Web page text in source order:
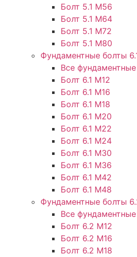
Болт 5.1 М56
Болт 5.1 М64
Болт 5.1 М72
Болт 5.1 М80
Фундаментные болты
Все фундаментные
Болт 6.1 М12
Болт 6.1 М16
Болт 6.1 М18
Болт 6.1 М20
Болт 6.1 М22
Болт 6.1 М24
Болт 6.1 М30
Болт 6.1 М36
Болт 6.1 М42
Болт 6.1 М48
Фундаментные болты
Все
Болт 6.2 М12
Болт 6.2 М16
Болт 6.2 М18